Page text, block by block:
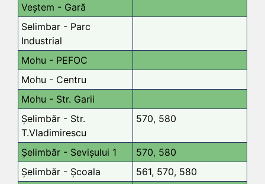
Veștem - Gară
Selimbar - Parc
Industrial
Mohu - PEFOC
Mohu - Centru
Mohu - Str. Garii
Șelimbăr - Str.
T.Vladimirescu
570, 580
Șelimbăr - Sevișului 1 570, 580
Șelimbăr - Școala
561, 570, 580